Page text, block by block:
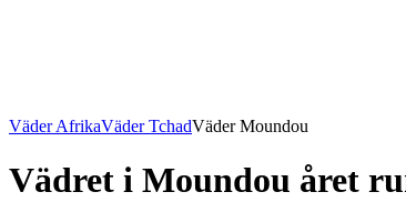
Väder AfrikaVäder TchadVäder Moundou
Vädret i Moundou året